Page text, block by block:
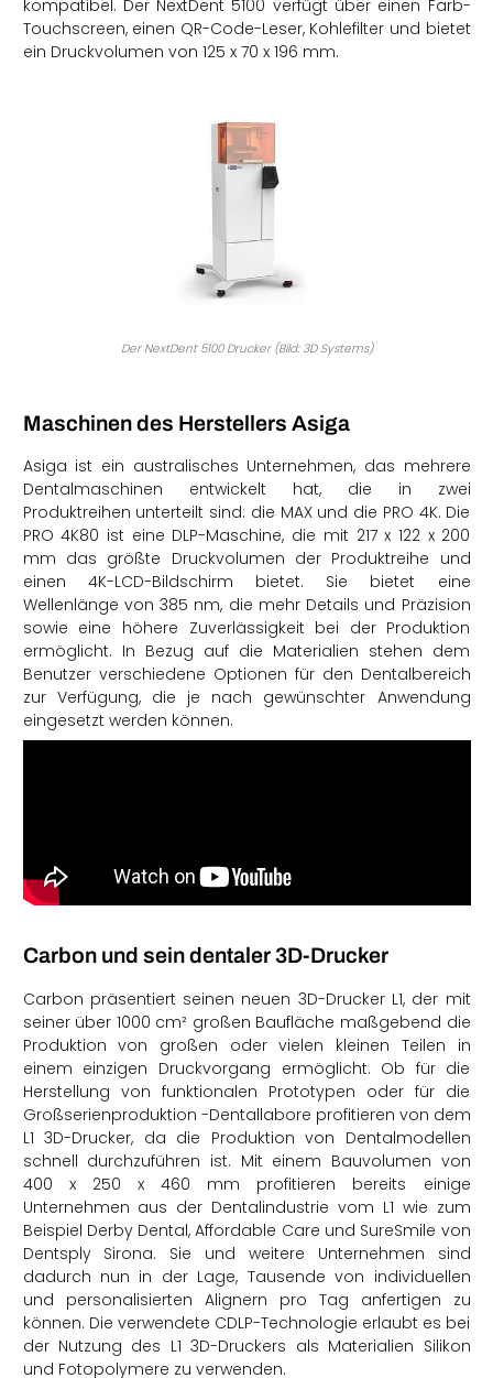
kompatibel. Der NextDent 5100 verfügt über einen Farb-
Touchscreen, einen QR-Code-Leser, Kohlefilter und bietet
ein Druckvolumen von 125 x 70 x 196 mm.
Der NextDent 5100 Drucker (Bild: 3D Systems)
Maschinen des Herstellers Asiga
Asiga ist ein australisches Unternehmen, das mehrere
Dentalmaschinen entwickelt hat, die in zwei
Produktreihen unterteilt sind: die MAX und die PRO 4K. Die
PRO 4K80 ist eine DLP-Maschine, die mit 217 x 122 x 200
mm das größte Druckvolumen der Produktreihe und
einen 4K-LCD-Bildschirm bietet. Sie bietet eine
Wellenlänge von 385 nm, die mehr Details und Präzision
sowie eine höhere Zuverlässigkeit bei der Produktion
ermöglicht. In Bezug auf die Materialien stehen dem
Benutzer verschiedene Optionen für den Dentalbereich
zur Verfügung, die je nach gewünschter Anwendung
eingesetzt werden können.
Carbon und sein dentaler 3D-Drucker
Carbon präsentiert seinen neuen 3D-Drucker L1, der mit
seiner über 1000 cm² großen Baufläche maßgebend die
Produktion von großen oder vielen kleinen Teilen in
einem einzigen Druckvorgang ermöglicht. Ob für die
Herstellung von funktionalen Prototypen oder für die
Großserienproduktion -Dentallabore profitieren von dem
L1 3D-Drucker, da die Produktion von Dentalmodellen
schnell durchzuführen ist. Mit einem Bauvolumen von
400 x 250 x 460 mm profitieren bereits einige
Unternehmen aus der Dentalindustrie vom L1 wie zum
Beispiel Derby Dental, Affordable Care und SureSmile von
Dentsply Sirona. Sie und weitere Unternehmen sind
dadurch nun in der Lage, Tausende von individuellen
und personalisierten Alignern pro Tag anfertigen zu
können. Die verwendete CDLP-Technologie erlaubt es bei
der Nutzung des L1 3D-Druckers als Materialien Silikon
und Fotopolymere zu verwenden.